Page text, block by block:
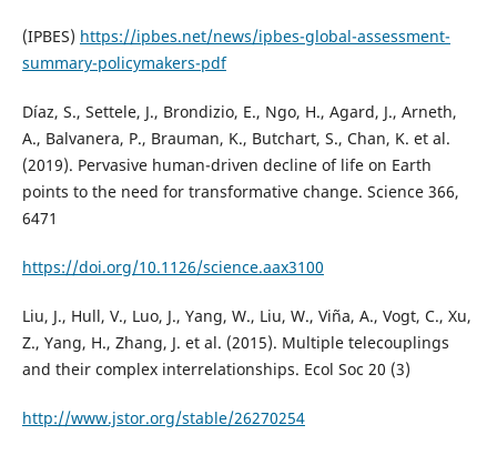
(IPBES) https://ipbes.net/news/ipbes-global-assessment-
summary-policymakers-pdf
Díaz, S., Settele, J., Brondizio, E., Ngo, H., Agard, J., Arneth,
A., Balvanera, P., Brauman, K., Butchart, S., Chan, K. et al.
(2019). Pervasive human-driven decline of life on Earth
points to the need for transformative change. Science 366,
6471
https://doi.org/10.1126/science.aax3100
Liu, J., Hull, V., Luo, J., Yang, W., Liu, W., Viña, A., Vogt, C., Xu,
Z., Yang, H., Zhang, J. et al. (2015). Multiple telecouplings
and their complex interrelationships. Ecol Soc 20 (3)
http://www.jstor.org/stable/26270254